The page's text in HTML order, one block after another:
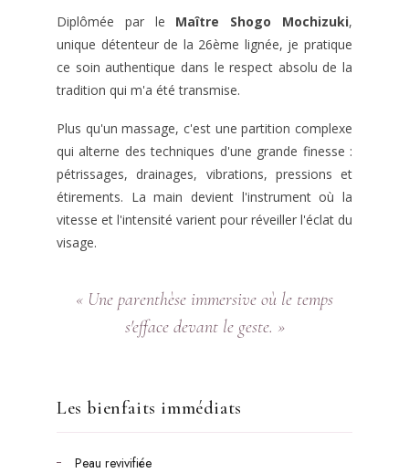
Diplômée par le Maître Shogo Mochizuki,
unique détenteur de la 26ème lignée, je pratique
ce soin authentique dans le respect absolu de la
tradition qui m'a été transmise.
Plus qu'un massage, c'est une partition complexe
qui alterne des techniques d'une grande finesse :
pétrissages, drainages, vibrations, pressions et
étirements. La main devient l'instrument où la
vitesse et l'intensité varient pour réveiller l'éclat du
visage.
« Une parenthèse immersive où le temps
s'efface devant le geste. »
Les bienfaits immédiats
Peau revivifiée